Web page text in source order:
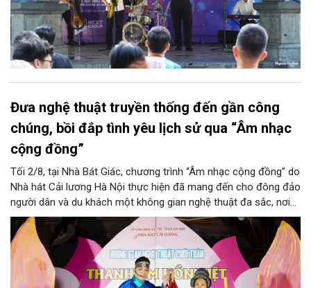
Đưa nghệ thuật truyền thống đến gần công
chúng, bồi đắp tình yêu lịch sử qua “Âm nhạc
cộng đồng”
Tối 2/8, tại Nhà Bát Giác, chương trình “Âm nhạc cộng đồng” do
Nhà hát Cải lương Hà Nội thực hiện đã mang đến cho đông đảo
người dân và du khách một không gian nghệ thuật đa sắc, nơi
những làn điệu cải lương, ca cổ, tân cổ và các tiết mục múa
hòa quyện trong không gian của phố đi bộ hồ Hoàn Kiếm. Đặc
biệt, chương trình có sự giao lưu của các nghệ sĩ đến từ
phương Nam, góp phần tạo nên cuộc gặp gỡ nghệ thuật giàu
cảm xúc.